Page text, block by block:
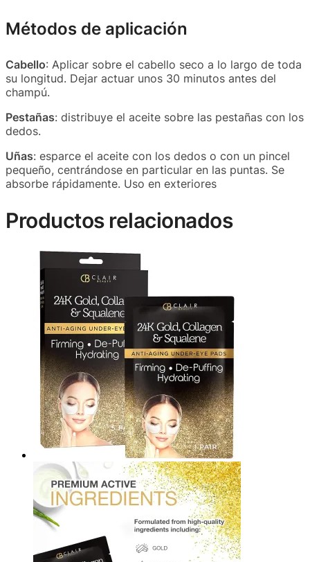
Métodos de aplicación
Cabello: Aplicar sobre el cabello seco a lo largo de toda
su longitud. Dejar actuar unos 30 minutos antes del
champú.
Pestañas: distribuye el aceite sobre las pestañas con los
dedos.
Uñas: esparce el aceite con los dedos o con un pincel
pequeño, centrándose en particular en las puntas. Se
absorbe rápidamente. Uso en exteriores
Productos relacionados